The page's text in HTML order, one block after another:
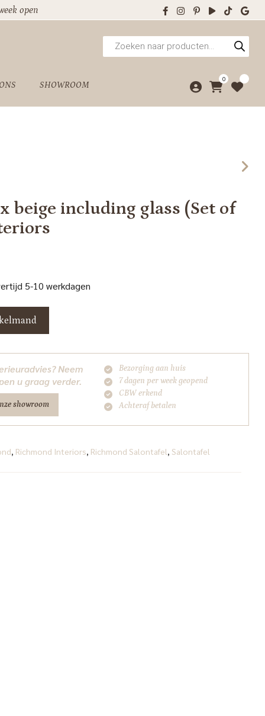
open
Producten
zoeken
SHOWROOM
0
beige including glass (Set of
5-10 werkdagen
Neem
u graag verder.
showroom
Bezorging aan huis
7 dagen per week geopend
CBW erkend
Achteraf betalen
, Richmond Interiors, Richmond Salontafel, Salontafel